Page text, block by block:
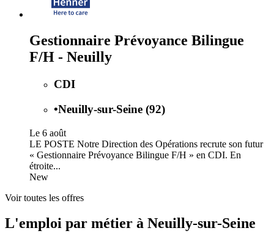
Gestionnaire Prévoyance Bilingue
F/H - Neuilly
CDI
•Neuilly-sur-Seine (92)
Le 6 août
LE POSTE Notre Direction des Opérations recrute son futur
« Gestionnaire Prévoyance Bilingue F/H » en CDI. En
étroite...
New
Voir toutes les offres
L'emploi par métier à Neuilly-sur-Seine